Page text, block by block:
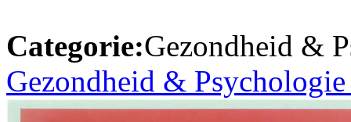
Categorie:Gezondheid &
Gezondheid &